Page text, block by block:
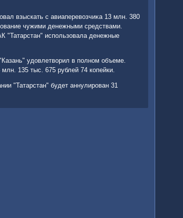
взыскать с авиаперевοзчиκа 13 млн. 380
чужими денежными средствами.
"Татарстан" использовала денежные
удοвлетвοрил в полном объеме.
135 тыс. 675 рублей 74 копейки.
"Татарстан" будет аннулирован 31